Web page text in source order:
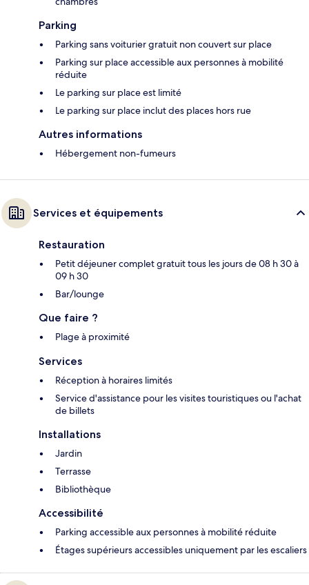
Parking
Parking sans voiturier gratuit non couvert sur place
Parking sur place accessible aux personnes à mobilité
réduite
Le parking sur place est limité
Le parking sur place inclut des places hors rue
Autres informations
Hébergement non-fumeurs
Services et équipements
Restauration
Petit déjeuner complet gratuit tous les jours de 08 h 30 à
09 h 30
Bar/lounge
Que faire ?
Plage à proximité
Services
Réception à horaires limités
Service d'assistance pour les visites touristiques ou l'achat
de billets
Installations
Jardin
Terrasse
Bibliothèque
Accessibilité
Parking accessible aux personnes à mobilité réduite
Étages supérieurs accessibles uniquement par les escaliers